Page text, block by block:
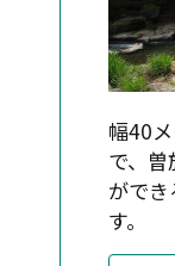
幅40
で、
がで
す。